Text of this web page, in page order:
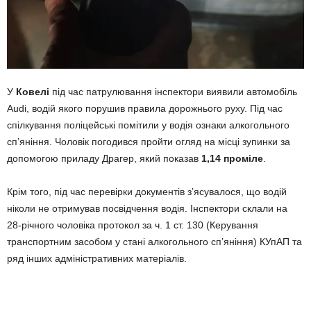
У Ковелі під час патрулювання інспектори виявили автомобіль
Audi, водій якого порушив правила дорожнього руху. Під час
спілкування поліцейські помітили у водія ознаки алкогольного
сп’яніння. Чоловік погодився пройти огляд на місці зупинки за
допомогою приладу Драгер, який показав 1,14 проміле
Крім того, під час перевірки документів з’ясувалося, що водій
ніколи не отримував посвідчення водія. Інспектори склали на
28-річного чоловіка протокол за ч. 1 ст. 130 (Керування
транспортним засобом у стані алкогольного сп’яніння) КУпАП та
ряд інших адміністративних матеріалів.